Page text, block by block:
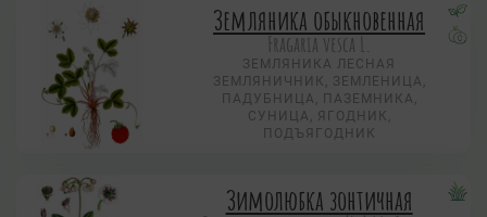
Земляника обыкновенная
Fragaria vesca L.
ЗЕМЛЯНИКА ЛЕСНАЯ
ЗЕМЛЯНИЧНИК, ЗЕМЛЕНИЦА,
ПАДУБНИЦА, ПАЗЕМНИКА,
СУНИЦА, ЯГОДНИК,
ПОДЪЯГОДНИК
Зимолюбка зонтичная